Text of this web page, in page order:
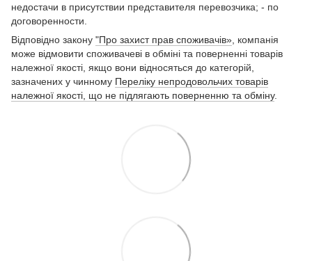
недостачи в присутствии представителя перевозчика; - по
договоренности.
Відповідно закону "Про захист прав споживачів», компанія
може відмовити споживачеві в обміні та поверненні товарів
належної якості, якщо вони відносяться до категорій,
зазначених у чинному Переліку непродовольчих товарів
належної якості, що не підлягають поверненню та обміну.